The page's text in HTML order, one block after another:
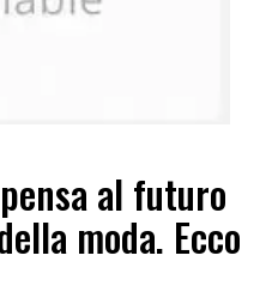
al futuro
moda. Ecco